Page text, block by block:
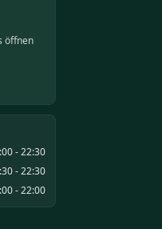
öffnen
- 22:30
- 22:30
- 22:00